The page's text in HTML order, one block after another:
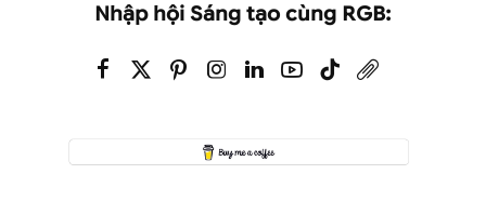
Nhập hội Sáng tạo cùng RGB: